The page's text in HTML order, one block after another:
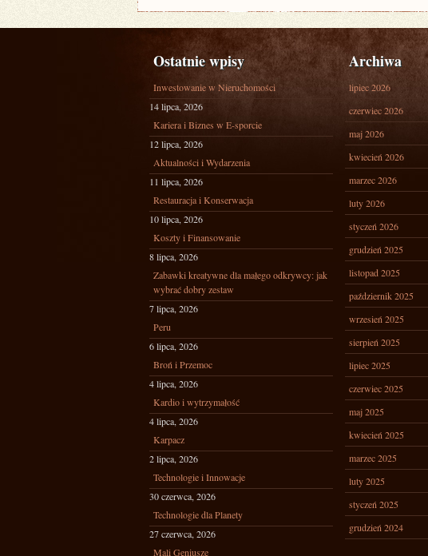
Ostatnie wpisy
Inwestowanie w Nieruchomości
14 lipca, 2026
Kariera i Biznes w E-sporcie
12 lipca, 2026
Aktualności i Wydarzenia
11 lipca, 2026
Restauracja i Konserwacja
10 lipca, 2026
Koszty i Finansowanie
8 lipca, 2026
Zabawki kreatywne dla małego odkrywcy: jak
wybrać dobry zestaw
7 lipca, 2026
Peru
6 lipca, 2026
Broń i Przemoc
4 lipca, 2026
Kardio i wytrzymałość
4 lipca, 2026
Karpacz
2 lipca, 2026
Technologie i Innowacje
30 czerwca, 2026
Technologie dla Planety
27 czerwca, 2026
Mali Geniusze
Archiwa
lipiec 2026
czerwiec 2026
maj 2026
kwiecień 2026
marzec 2026
luty 2026
styczeń 2026
grudzień 2025
listopad 2025
październik 2025
wrzesień 2025
sierpień 2025
lipiec 2025
czerwiec 2025
maj 2025
kwiecień 2025
marzec 2025
luty 2025
styczeń 2025
grudzień 2024